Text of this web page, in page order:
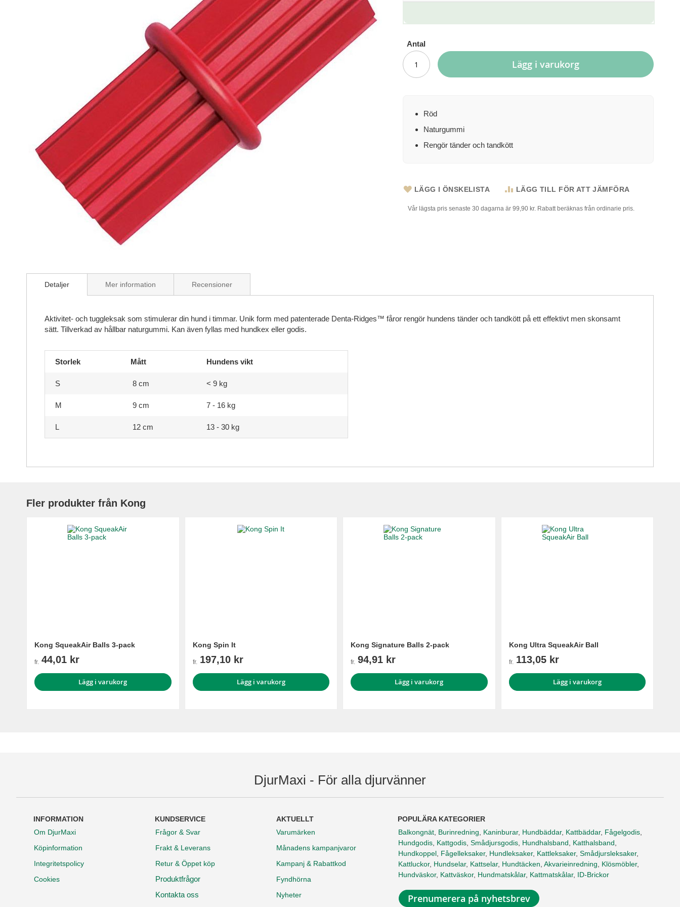
to
images
Antal
Lägg i varukorg
Röd
Naturgummi
Rengör tänder och tandkött
LÄGG I ÖNSKELISTA LÄGG TILL FÖR ATT JÄMFÖRA
Vår lägsta pris senaste 30 dagarna är 99,90 kr. Rabatt beräknas från ordinarie pris.
Detaljer
Aktivitet- och tuggleksak som stimulerar din hund i timmar. Unik form med patenterade Denta-Ridges™ fåror rengör hundens tänder och tandkött på ett effektivt men skonsamt
sätt. Tillverkad av hållbar naturgummi. Kan även fyllas med hundkex eller godis.
Storlek Mått Hundens vikt
S 8 cm < 9 kg
M 9 cm 7 - 16 kg
L 12 cm 13 - 30 kg
Mer information Recensioner
Fler produkter från Kong
Kong SqueakAir Balls 3-pack
fr. 44,01 kr
Lägg i varukorg
Kong Spin It
fr. 197,10 kr
Lägg i varukorg
Kong Signature Balls 2-pack
fr. 94,91 kr
Lägg i varukorg
Kong Ultra SqueakAir Ball
fr. 113,05 kr
Lägg i varukorg
DjurMaxi - För alla djurvänner
INFORMATION
Om DjurMaxi
Köpinformation
Integritetspolicy
Cookies
KUNDSERVICE
Frågor & Svar
Frakt & Leverans
Retur & Öppet köp
Produktfrågor
Kontakta oss
AKTUELLT
Varumärken
Månadens kampanjvaror
Kampanj & Rabattkod
Fyndhörna
Nyheter
POPULÄRA KATEGORIER
Balkongnät Burinredning Kaninburar, Hundbäddar, Kattbäddar, Fågelgodis
Hundgodis Kattgodis Smådjursgodis Hundhalsband Katthalsband
Hundkoppel Fågelleksaker, Hundleksaker, Kattleksaker, Smådjursleksaker,
Kattluckor, Hundselar, Kattselar, Hundtäcken Akvarieinredning Klösmöbler,
Hundväskor, Kattväskor, Hundmatskålar, Kattmatskålar, ID-Brickor
Prenumerera på nyhetsbrev